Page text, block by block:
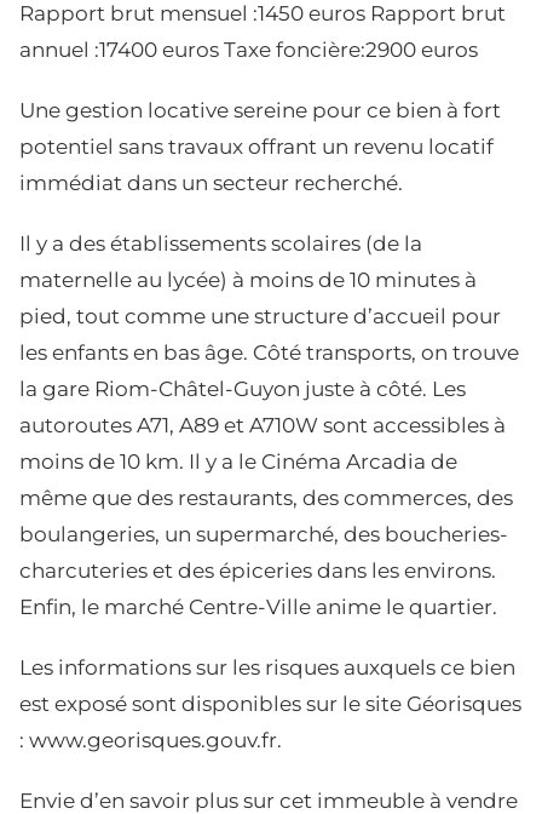
Rapport brut mensuel :1450 euros Rapport brut
annuel :17400 euros Taxe foncière:2900 euros
Une gestion locative sereine pour ce bien à fort
potentiel sans travaux offrant un revenu locatif
immédiat dans un secteur recherché.
Il y a des établissements scolaires (de la
maternelle au lycée) à moins de 10 minutes à
pied, tout comme une structure d’accueil pour
les enfants en bas âge. Côté transports, on trouve
la gare Riom-Châtel-Guyon juste à côté. Les
autoroutes A71, A89 et A710W sont accessibles à
moins de 10 km. Il y a le Cinéma Arcadia de
même que des restaurants, des commerces, des
boulangeries, un supermarché, des boucheries-
charcuteries et des épiceries dans les environs.
Enfin, le marché Centre-Ville anime le quartier.
Les informations sur les risques auxquels ce bien
est exposé sont disponibles sur le site Géorisques
: www.georisques.gouv.fr.
Envie d’en savoir plus sur cet immeuble à vendre